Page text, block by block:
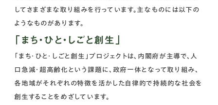
してさまざまな取り組みを行っています。主なものには以下の
ようなものがあります。
「まち・ひと・しごと創生」
「まち・ひと・しごと創生」プロジェクトは、内閣府が主導で、人
口急減・超高齢化という課題に、政府一体となって取り組み、
各地域がそれぞれの特徴を活かした自律的で持続的な社会を
創生することをめざしています。